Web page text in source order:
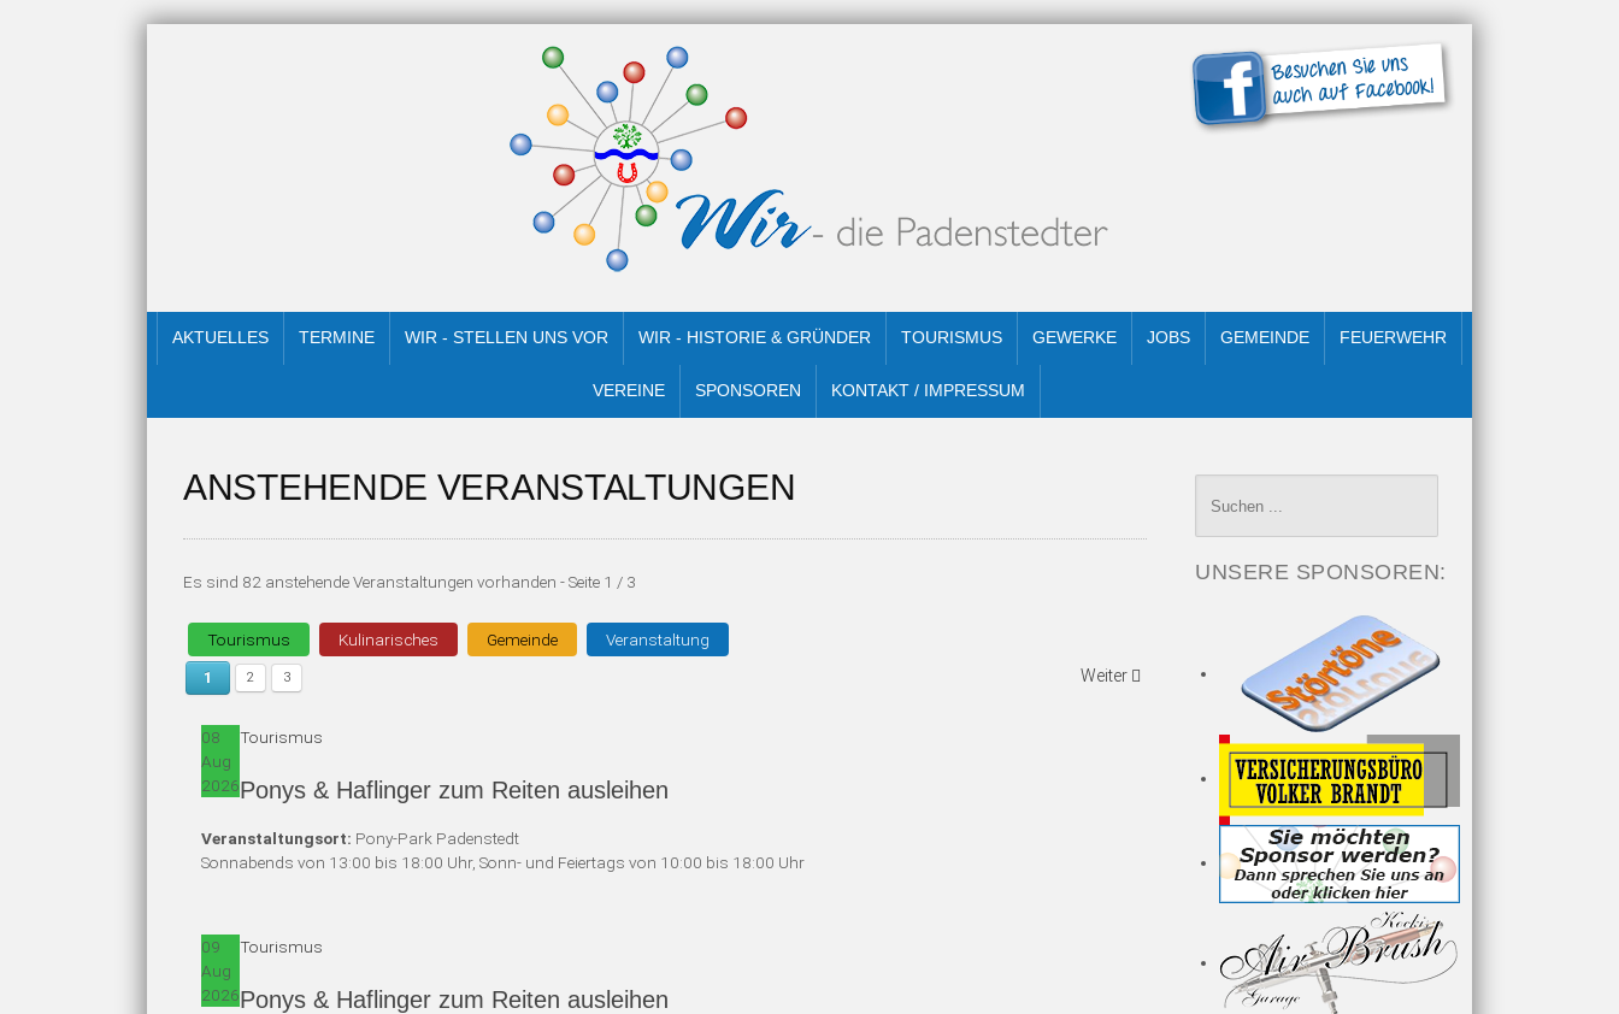
AKTUELLES TERMINE WIR - STELLEN UNS VOR WIR - HISTORIE & GRÜNDER TOURISMUS GEWERKE JOBS GEMEINDE FEUERWEHR
VEREINE SPONSOREN KONTAKT / IMPRESSUM
UNSERE SPONSOREN:
ANSTEHENDE VERANSTALTUNGEN
Es sind 82 anstehende Veranstaltungen vorhanden - Seite 1 / 3
Tourismus Kulinarisches Gemeinde Veranstaltung
1 2 3 Weiter
08
Aug
2026
Tourismus
Ponys & Haflinger zum Reiten ausleihen
Veranstaltungsort: Pony-Park Padenstedt
Sonnabends von 13:00 bis 18:00 Uhr, Sonn- und Feiertags von 10:00 bis 18:00 Uhr
09
Aug
2026
Tourismus
Ponys & Haflinger zum Reiten ausleihen